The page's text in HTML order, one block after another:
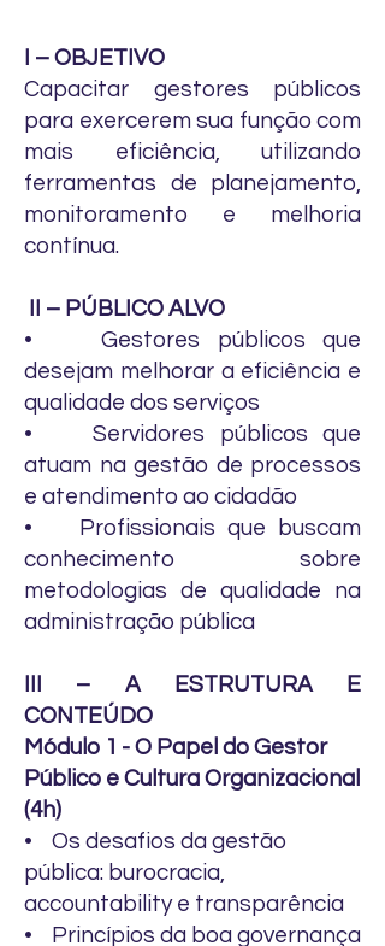
I – OBJETIVO
Capacitar gestores públicos
para exercerem sua função com
mais eficiência, utilizando
ferramentas de planejamento,
monitoramento e melhoria
contínua.
II – PÚBLICO ALVO
• Gestores públicos que
desejam melhorar a eficiência e
qualidade dos serviços
• Servidores públicos que
atuam na gestão de processos
e atendimento ao cidadão
• Profissionais que buscam
conhecimento sobre
metodologias de qualidade na
administração pública
III – A ESTRUTURA E
CONTEÚDO
Módulo 1 - O Papel do Gestor
Público e Cultura Organizacional
(4h)
• Os desafios da gestão
pública: burocracia,
accountability e transparência
• Princípios da boa governança